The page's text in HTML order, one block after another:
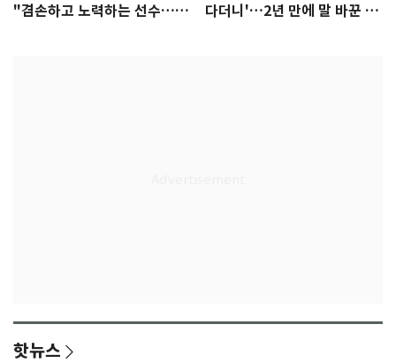
"겸손하고 노력하는 선수…좋
다더니'…2년 만에 말 바꾼 이
핫뉴스